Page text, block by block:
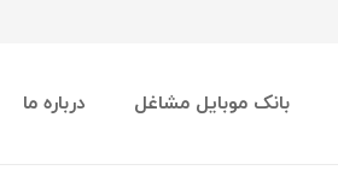
بانک موبایل مشاغل درباره ما